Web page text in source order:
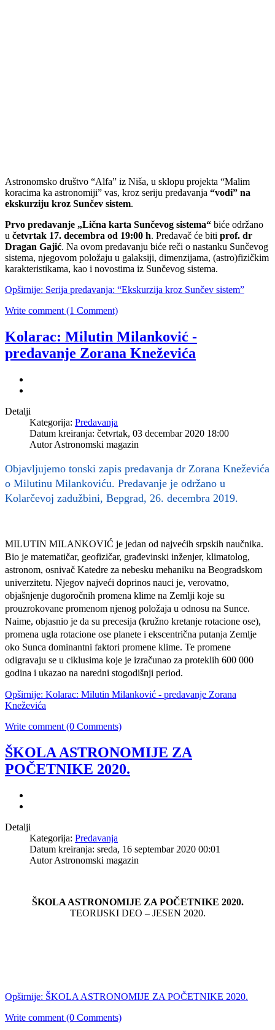
Astronomsko društvo “Alfa” iz Niša, u sklopu projekta “Malim
koracima ka astronomiji” vas, kroz seriju predavanja “vodi” na
ekskurziju kroz Sunčev sistem.
Prvo predavanje „Lična karta Sunčevog sistema“ biće održano
u četvrtak 17. decembra od 19:00 h. Predavač će biti prof. dr
Dragan Gajić. Na ovom predavanju biće reči o nastanku Sunčevog
sistema, njegovom položaju u galaksiji, dimenzijama, (astro)fizičkim
karakteristikama, kao i novostima iz Sunčevog sistema.
Opširnije: Serija predavanja: “Ekskurzija kroz Sunčev sistem”
Write comment (1 Comment)
Kolarac: Milutin Milanković -
predavanje Zorana Kneževića
Detalji
Kategorija: Predavanja
Datum kreiranja: četvrtak, 03 decembar 2020 18:00
Autor Astronomski magazin
Objavljujemo tonski zapis predavanja dr Zorana Kneževića
o Milutinu Milankoviću. Predavanje je održano u
Kolarčevoj zadužbini, Bepgrad, 26. decembra 2019.
MILUTIN MILANKOVIĆ je jedan od najvećih srpskih naučnika.
Bio je matematičar, geofizičar, građevinski inženjer, klimatolog,
astronom, osnivač Katedre za nebesku mehaniku na Beogradskom
univerzitetu. Njegov najveći doprinos nauci je, verovatno,
objašnjenje dugoročnih promena klime na Zemlji koje su
prouzrokovane promenom njenog položaja u odnosu na Sunce.
Naime, objasnio je da su precesija (kružno kretanje rotacione ose),
promena ugla rotacione ose planete i ekscentrična putanja Zemlje
oko Sunca dominantni faktori promene klime. Te promene
odigravaju se u ciklusima koje je izračunao za proteklih 600 000
godina i ukazao na naredni stogodišnji period.
Opširnije: Kolarac: Milutin Milanković - predavanje Zorana
Kneževića
Write comment (0 Comments)
ŠKOLA ASTRONOMIJE ZA
POČETNIKE 2020.
Detalji
Kategorija: Predavanja
Datum kreiranja: sreda, 16 septembar 2020 00:01
Autor Astronomski magazin
ŠKOLA ASTRONOMIJE ZA POČETNIKE 2020.
TEORIJSKI DEO – JESEN 2020.
Opširnije: ŠKOLA ASTRONOMIJE ZA POČETNIKE 2020.
Write comment (0 Comments)